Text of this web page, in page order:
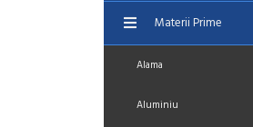
Materii Prime
Alama
Aluminiu